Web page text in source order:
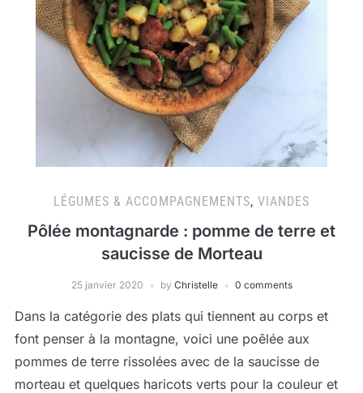
LÉGUMES & ACCOMPAGNEMENTS, VIANDES
Pôlée montagnarde : pomme de terre et
saucisse de Morteau
25 janvier 2020 by Christelle 0 comments
Dans la catégorie des plats qui tiennent au corps et
font penser à la montagne, voici une poêlée aux
pommes de terre rissolées avec de la saucisse de
morteau et quelques haricots verts pour la couleur et